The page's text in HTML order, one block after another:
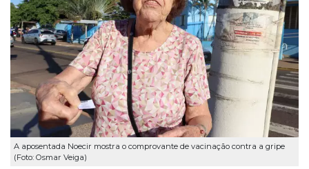
A aposentada Noecir mostra o comprovante de vacinação contra a gripe
(Foto: Osmar Veiga)